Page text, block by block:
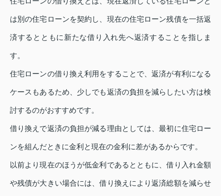
は別の住宅ローンを契約し、現在の住宅ローン残債を一括返
済するとともに新たな借り入れ先へ返済することを指しま
す。
住宅ローンの借り換え利用をすることで、返済が有利になる
ケースもあるため、少しでも返済の負担を減らしたい方は検
討するのがおすすめです。
借り換えで返済の負担が減る理由としては、最初に住宅ロー
ンを組んだときに金利と現在の金利に差があるからです。
以前より現在のほうが低金利であるとともに、借り入れ金額
や残債が大きい場合には、借り換えにより返済総額を減らせ